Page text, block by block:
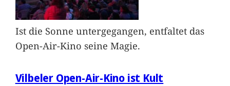
Ist die Sonne untergegangen, entfaltet das
Open-Air-Kino seine Magie.
Vilbeler Open-Air-Kino ist Kult